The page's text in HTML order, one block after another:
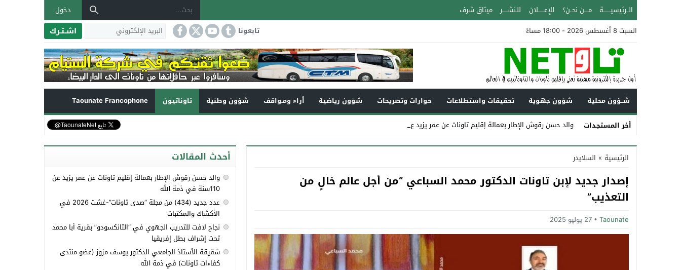
الــرئيسيـــــــة مــــن نحــن؟ للإعــــــلان للـنشـــــر ميثاق شرف
دخول
السبت 8 أغسطس 2026 - 18:00 مساءً
تابعونا اشـتـرك
شــؤون محلية شؤون جهوية تحقيقات واستطلاعات حوارات وتصريحات شؤون رياضية أراء ومـواقف شؤون وطنية تاوناتيون
Taounate Francophone
أخر المستجدات
والد حسن رقوش الإطار بعمالة إقليم تاونات عن عمر يزيد عن 110سنة في _
Stop
Previous
Next
الرئيسية » السلايدر
إصدار جديد لإبن تاونات الدكتور محمد السباعي “من أجل عالم خالٍ من
التعذيب”
Taounate 27 يوليو 2025
أحدث المقالات
والد حسن رقوش الإطار بعمالة إقليم تاونات عن عمر يزيد عن
110سنة في ذمة الله
عدد جديد (434) من مجلة “صدى تاونات”-غشت 2026 في
الأكشاك والمكتبات
نجاح لافت للتدريب الجهوي في “التانكسودو” بقرية أبا محمد
تحت إشراف بطل إفريقيا
شقيقة الأستاذ الجامعي الدكتور يوسف مزوز (عضو منتدى
كفاءات تاونات) في ذمة الله